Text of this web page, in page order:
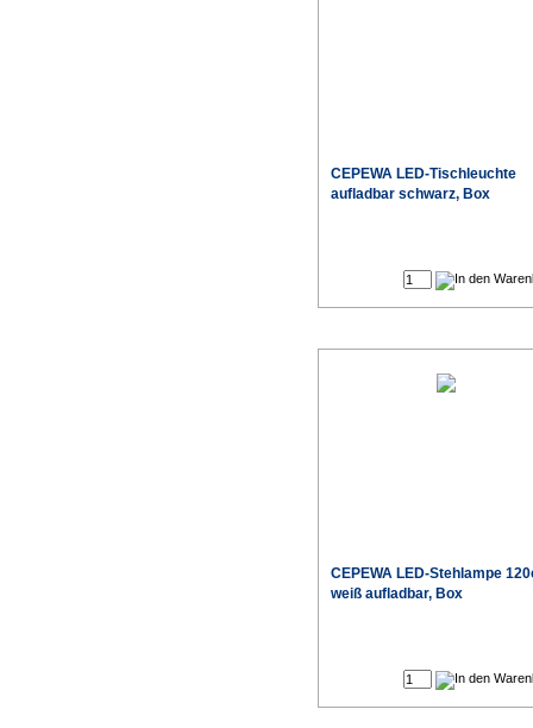
CEPEWA LED-Tischleuchte
aufladbar schwarz, Box
CEPEWA LED-Stehlampe
weiß aufladbar, Box